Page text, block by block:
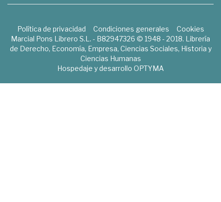
Política de privacidad Condiciones generales
Cookies
Marcial Pons Librero S.L. - B82947326 © 1948 - 2018. Librería
de Derecho, Economía, Empresa, Ciencias Sociales, Historia y
Ciencias Humanas
Hospedaje y desarrollo OPTYMA